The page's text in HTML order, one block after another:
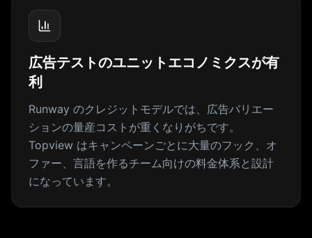
広告テストのユニットエコノミクスが有
利
Runway のクレジットモデルでは、広告バリエー
ションの量産コストが重くなりがちです。
Topview はキャンペーンごとに大量のフック、オ
ファー、言語を作るチーム向けの料金体系と設計
になっています。